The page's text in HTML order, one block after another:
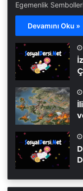
Egemenlik
Devamını Oku »